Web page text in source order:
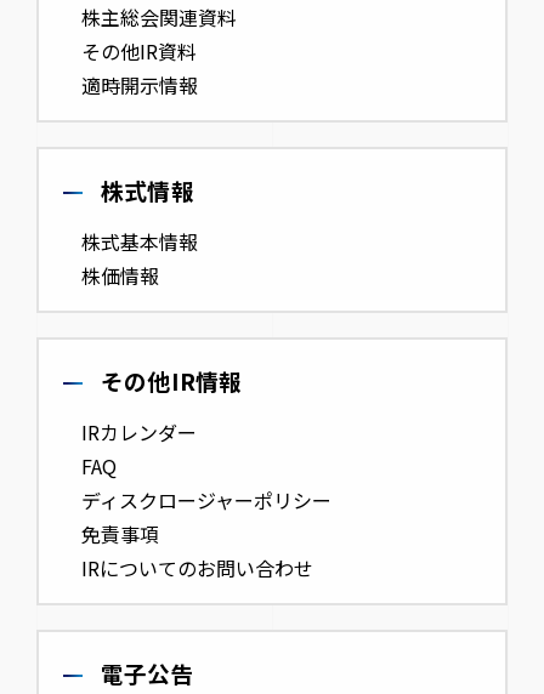
株主総会関連資料
その他IR資料
適時開示情報
株式情報
株式基本情報
株価情報
その他IR情報
IRカレンダー
FAQ
ディスクロージャーポリシー
免責事項
IRについてのお問い合わせ
電子公告